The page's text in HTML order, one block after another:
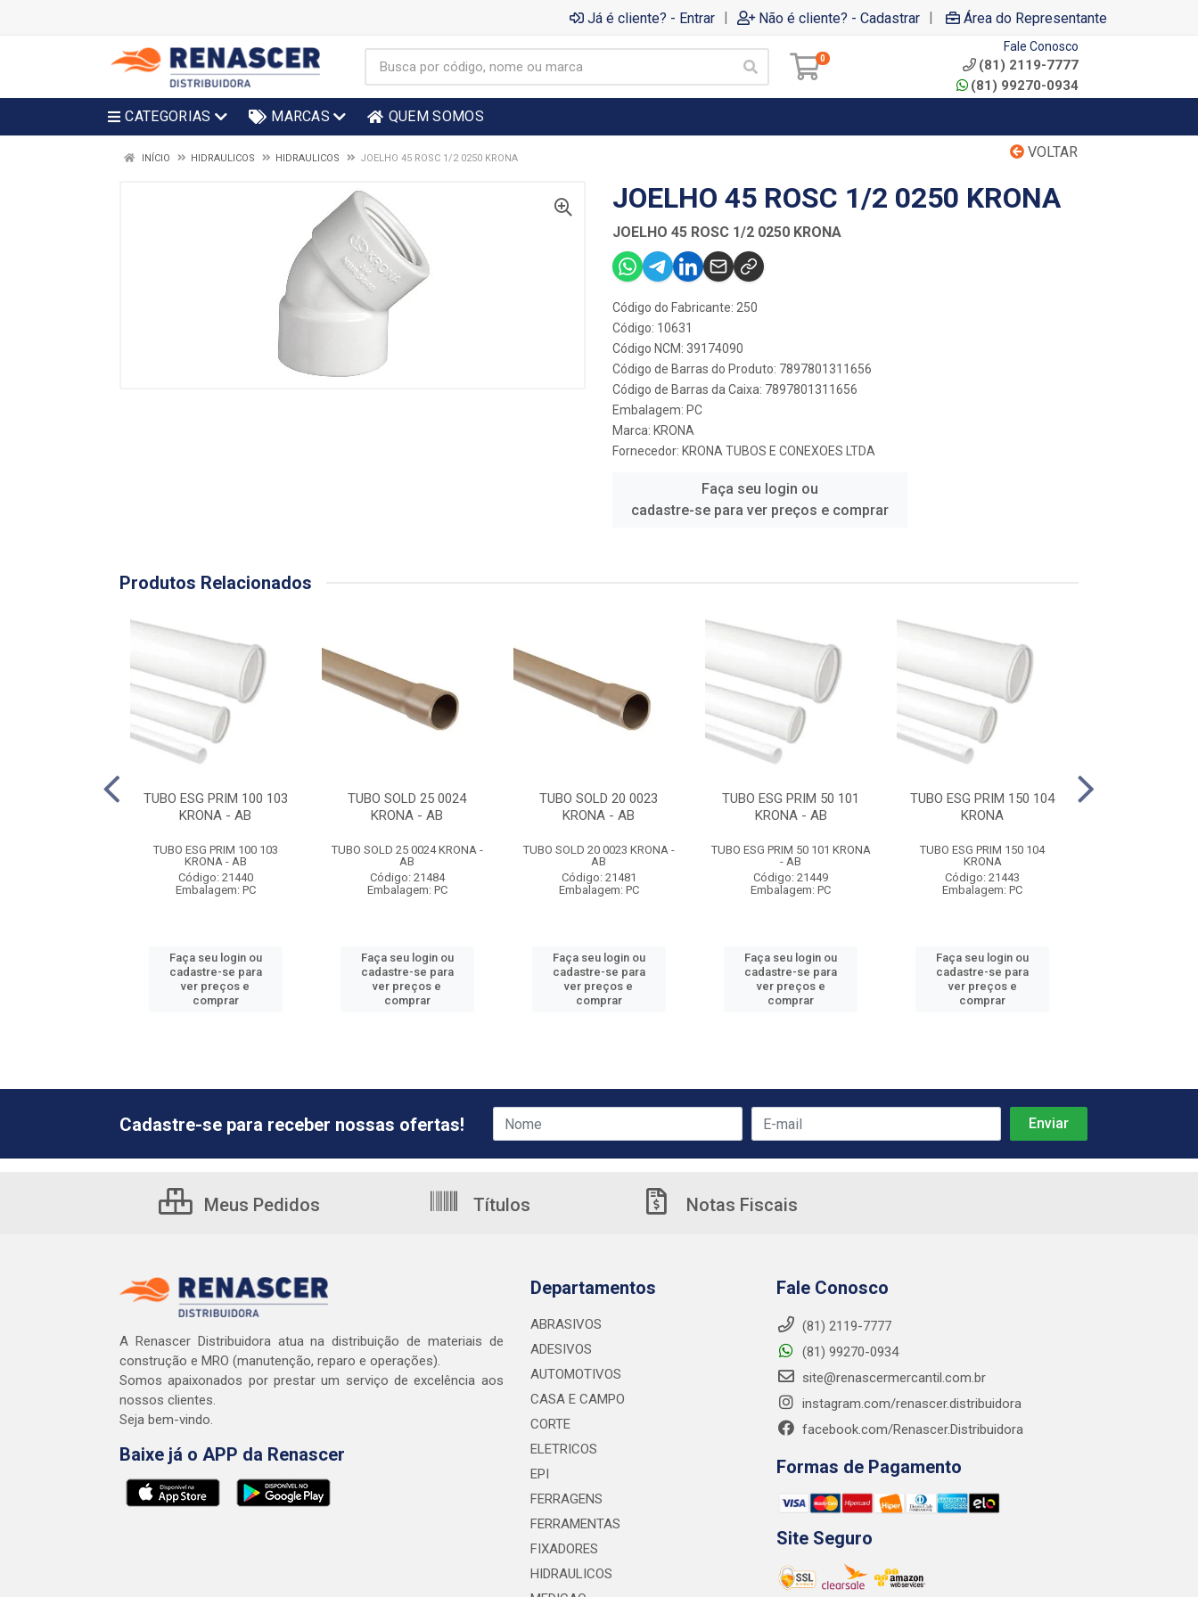
Já é cliente? - Entrar | Não é cliente? - Cadastrar | Área do Representante
0
Fale Conosco
(81) 2119-7777
(81) 99270-0934
CATEGORIAS MARCAS QUEM SOMOS
VOLTAR
INÍCIO HIDRAULICOS HIDRAULICOS JOELHO 45 ROSC 1/2 0250 KRONA
JOELHO 45 ROSC 1/2 0250 KRONA
JOELHO 45 ROSC 1/2 0250 KRONA
Código do Fabricante: 250
Código: 10631
Código NCM: 39174090
Código de Barras do Produto: 7897801311656
Código de Barras da Caixa: 7897801311656
Embalagem: PC
Marca: KRONA
Fornecedor: KRONA TUBOS E CONEXOES LTDA
Faça seu login ou
cadastre-se para ver preços e comprar
Produtos Relacionados
TUBO ESG PRIM 100 103
KRONA - AB
TUBO ESG PRIM 100 103
KRONA - AB
Código: 21440
Embalagem: PC
Faça seu login ou
cadastre-se para
ver preços e
comprar
TUBO SOLD 25 0024
KRONA - AB
TUBO SOLD 25 0024 KRONA -
AB
Código: 21484
Embalagem: PC
Faça seu login ou
cadastre-se para
ver preços e
comprar
TUBO SOLD 20 0023
KRONA - AB
TUBO SOLD 20 0023 KRONA -
AB
Código: 21481
Embalagem: PC
Faça seu login ou
cadastre-se para
ver preços e
comprar
TUBO ESG PRIM 50 101
KRONA - AB
TUBO ESG PRIM 50 101 KRONA
- AB
Código: 21449
Embalagem: PC
Faça seu login ou
cadastre-se para
ver preços e
comprar
TUBO ESG PRIM 150 104
KRONA
TUBO ESG PRIM 150 104
KRONA
Código: 21443
Embalagem: PC
Faça seu login ou
cadastre-se para
ver preços e
comprar
Cadastre-se para receber nossas ofertas!
Meus Pedidos Títulos Notas Fiscais
A Renascer Distribuidora atua na distribuição de materiais de
construção e MRO (manutenção, reparo e operações).
Somos apaixonados por prestar um serviço de excelência aos
nossos clientes.
Seja bem-vindo.
Baixe já o APP da Renascer
Departamentos
ABRASIVOS
ADESIVOS
AUTOMOTIVOS
CASA E CAMPO
CORTE
ELETRICOS
EPI
FERRAGENS
FERRAMENTAS
FIXADORES
HIDRAULICOS
Fale Conosco
(81) 2119-7777
(81) 99270-0934
site@renascermercantil.com.br
instagram.com/renascer.distribuidora
facebook.com/Renascer.Distribuidora
Formas de Pagamento
Site Seguro